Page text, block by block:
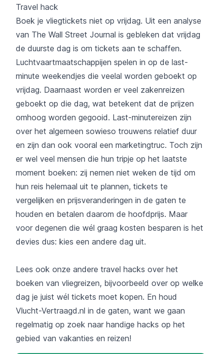
Travel hack
Boek je vliegtickets niet op vrijdag. Uit een analyse
van The Wall Street Journal is gebleken dat vrijdag
de duurste dag is om tickets aan te schaffen.
Luchtvaartmaatschappijen spelen in op de last-
minute weekendjes die veelal worden geboekt op
vrijdag. Daarnaast worden er veel zakenreizen
geboekt op die dag, wat betekent dat de prijzen
omhoog worden gegooid. Last-minutereizen zijn
over het algemeen sowieso trouwens relatief duur
en zijn dan ook vooral een marketingtruc. Toch zijn
er wel veel mensen die hun tripje op het laatste
moment boeken: zij nemen niet weken de tijd om
hun reis helemaal uit te plannen, tickets te
vergelijken en prijsveranderingen in de gaten te
houden en betalen daarom de hoofdprijs. Maar
voor degenen die wél graag kosten besparen is het
devies dus: kies een andere dag uit.
Lees ook onze andere travel hacks over het
boeken van vliegreizen, bijvoorbeeld over op welke
dag je juist wél tickets moet kopen. En houd
Vlucht-Vertraagd.nl in de gaten, want we gaan
regelmatig op zoek naar handige hacks op het
gebied van vakanties en reizen!